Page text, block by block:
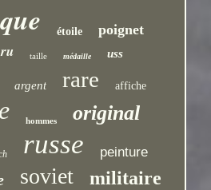
étoile poignet
taille médaille uss
argent rare affiche
hommes original
russe peinture
soviet militaire